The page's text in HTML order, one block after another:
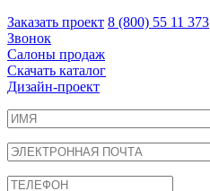
Заказать проект 8 (800) 55 11 373
Звонок
Салоны продаж
Скачать каталог
Дизайн-проект